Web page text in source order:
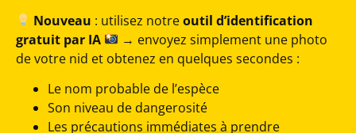
Nouveau : utilisez notreoutil d’identification
gratuit par IA
→ envoyez simplement une photo
de votre nid et obtenez en quelques secondes :
Le nom probable de l’espèce
Son niveau de dangerosité
Les précautions immédiates à prendre